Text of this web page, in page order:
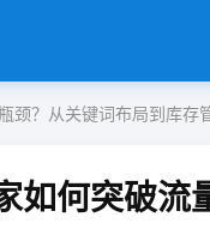
颈？从关键词布局到库存
如何突破